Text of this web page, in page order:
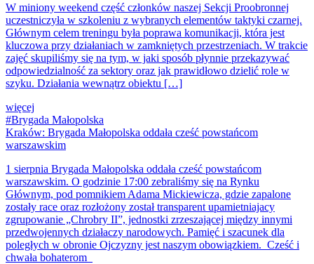
W miniony weekend część członków naszej Sekcji Proobronnej
uczestniczyła w szkoleniu z wybranych elementów taktyki czarnej.
Głównym celem treningu była poprawa komunikacji, która jest
kluczowa przy działaniach w zamkniętych przestrzeniach. W trakcie
zajęć skupiliśmy się na tym, w jaki sposób płynnie przekazywać
odpowiedzialność za sektory oraz jak prawidłowo dzielić role w
szyku. Działania wewnątrz obiektu […]
więcej
#Brygada Małopolska
Kraków: Brygada Małopolska oddała cześć powstańcom
warszawskim
1 sierpnia Brygada Małopolska oddała cześć powstańcom
warszawskim. O godzinie 17:00 zebraliśmy się na Rynku
Głównym, pod pomnikiem Adama Mickiewicza, gdzie zapalone
zostały race oraz rozłożony został transparent upamietniajacy
zgrupowanie „Chrobry II”, jednostki zrzeszającej między innymi
przedwojennych działaczy narodowych. Pamięć i szacunek dla
poległych w obronie Ojczyzny jest naszym obowiązkiem. Cześć i
chwała bohaterom